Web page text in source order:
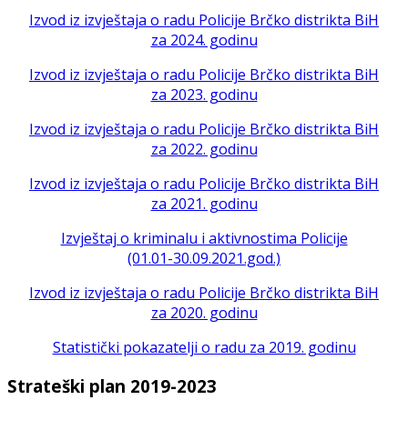
Izvod iz izvještaja o radu Policije Brčko distrikta BiH
za 2024. godinu
Izvod iz izvještaja o radu Policije Brčko distrikta BiH
za 2023. godinu
Izvod iz izvještaja o radu Policije Brčko distrikta BiH
za 2022. godinu
Izvod iz izvještaja o radu Policije Brčko distrikta BiH
za 2021. godinu
Izvještaj o kriminalu i aktivnostima Policije
(01.01-30.09.2021.god.)
Izvod iz izvještaja o radu Policije Brčko distrikta BiH
za 2020. godinu
Statistički pokazatelji o radu za 2019. godinu
Strateški plan 2019-2023